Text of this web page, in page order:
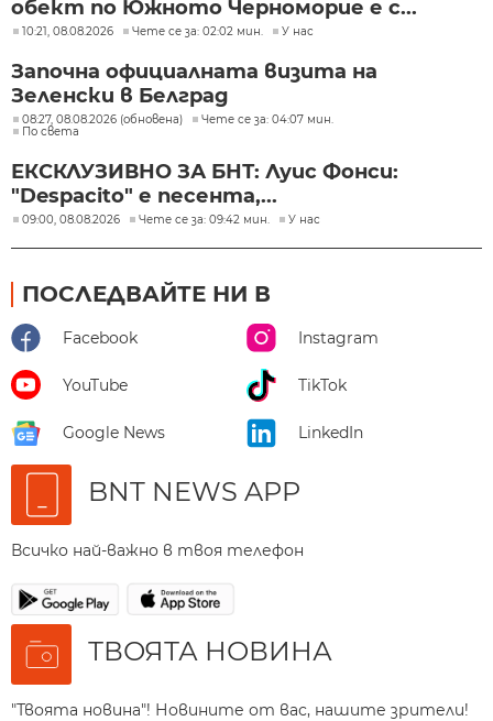
обект по Южното Черноморие е с...
10:21, 08.08.2026 Чете се за: 02:02 мин. У нас
Започна официалната визита на
Зеленски в Белград
08:27, 08.08.2026 (обновена)
Чете се за: 04:07 мин.
По света
ЕКСКЛУЗИВНО ЗА БНТ: Луис Фонси:
"Despacito" е песента,...
09:00, 08.08.2026 Чете се за: 09:42 мин. У нас
ПОСЛЕДВАЙТЕ НИ В
Facebook Instagram
YouTube TikTok
Google News LinkedIn
BNT NEWS APP
Всичко най-важно в твоя телефон
ТВОЯТА НОВИНА
"Твоята новина"! Новините от вас, нашите зрители!